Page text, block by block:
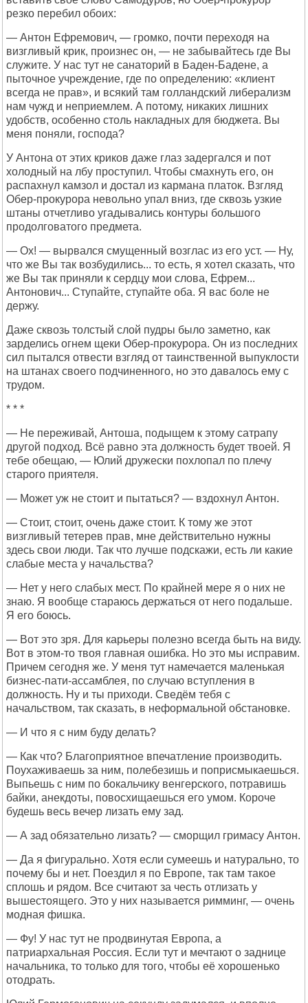
резко перебил обоих:
— Антон Ефремович, — громко, почти переходя на
визгливый крик, произнес он, — не забывайтесь где Вы
служите. У нас тут не санаторий в Баден-Бадене, а
пыточное учреждение, где по определению: «клиент
всегда не прав», и всякий там голландский либерализм
нам чужд и неприемлем. А потому, никаких лишних
удобств, особенно столь накладных для бюджета. Вы
меня поняли, господа?
У Антона от этих криков даже глаз задергался и пот
холодный на лбу проступил. Чтобы смахнуть его, он
распахнул камзол и достал из кармана платок. Взгляд
Обер-прокурора невольно упал вниз, где сквозь узкие
штаны отчетливо угадывались контуры большого
продолговатого предмета.
— Ох! — вырвался смущенный возглас из его уст. — Ну,
что же Вы так возбудились... то есть, я хотел сказать, что
же Вы так приняли к сердцу мои слова, Ефрем...
Антонович... Ступайте, ступайте оба. Я вас боле не
держу.
Даже сквозь толстый слой пудры было заметно, как
зарделись огнем щеки Обер-прокурора. Он из последних
сил пытался отвести взгляд от таинственной выпуклости
на штанах своего подчиненного, но это давалось ему с
трудом.
* * *
— Не переживай, Антоша, подыщем к этому сатрапу
другой подход. Всё равно эта должность будет твоей. Я
тебе обещаю, — Юлий дружески похлопал по плечу
старого приятеля.
— Может уж не стоит и пытаться? — вздохнул Антон.
— Стоит, стоит, очень даже стоит. К тому же этот
визгливый тетерев прав, мне действительно нужны
здесь свои люди. Так что лучше подскажи, есть ли какие
слабые места у начальства?
— Нет у него слабых мест. По крайней мере я о них не
знаю. Я вообще стараюсь держаться от него подальше.
Я его боюсь.
— Вот это зря. Для карьеры полезно всегда быть на виду.
Вот в этом-то твоя главная ошибка. Но это мы исправим.
Причем сегодня же. У меня тут намечается маленькая
бизнес-пати-ассамблея, по случаю вступления в
должность. Ну и ты приходи. Сведём тебя с
начальством, так сказать, в неформальной обстановке.
— И что я с ним буду делать?
— Как что? Благоприятное впечатление производить.
Поухаживаешь за ним, полебезишь и поприсмыкаешься.
Выпьешь с ним по бокальчику венгерского, потравишь
байки, анекдоты, повосхищаешься его умом. Короче
будешь весь вечер лизать ему зад.
— А зад обязательно лизать? — сморщил гримасу Антон.
— Да я фигурально. Хотя если сумеешь и натурально, то
почему бы и нет. Поездил я по Европе, так там такое
сплошь и рядом. Все считают за честь отлизать у
вышестоящего. Это у них называется римминг, — очень
модная фишка.
— Фу! У нас тут не продвинутая Европа, а
патриархальная Россия. Если тут и мечтают о заднице
начальника, то только для того, чтобы её хорошенько
отодрать.